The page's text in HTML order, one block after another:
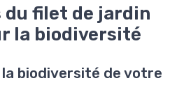
du filet de jardin
la biodiversité
biodiversité de votre